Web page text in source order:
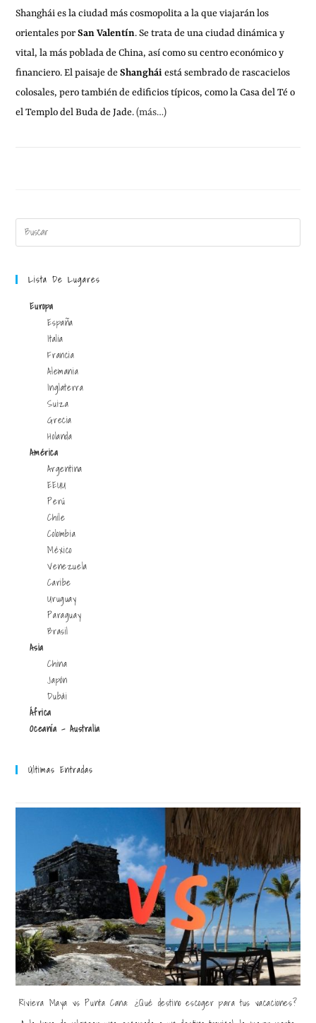
Shanghái es la ciudad más cosmopolita a la que viajarán los
orientales porSan Valentín. Se trata de una ciudad dinámica y
vital, la más poblada de China, así como su centro económico y
financiero. El paisaje deShangháiestá sembrado de rascacielos
colosales, pero también de edificios típicos, como la Casa del Té o
el Templo del Buda de Jade.(más…)
Lista De Lugares
Europa
España
Italia
Francia
Alemania
Inglaterra
Suiza
Grecia
Holanda
América
Argentina
EEUU
Perú
Chile
Colombia
México
Venezuela
Caribe
Uruguay
Paraguay
Brasil
Asia
China
Japón
Dubái
África
Oceanía - Australia
Últimas Entradas
Riviera Maya vs Punta Cana: ¿Qué destino escoger para tus vacaciones?